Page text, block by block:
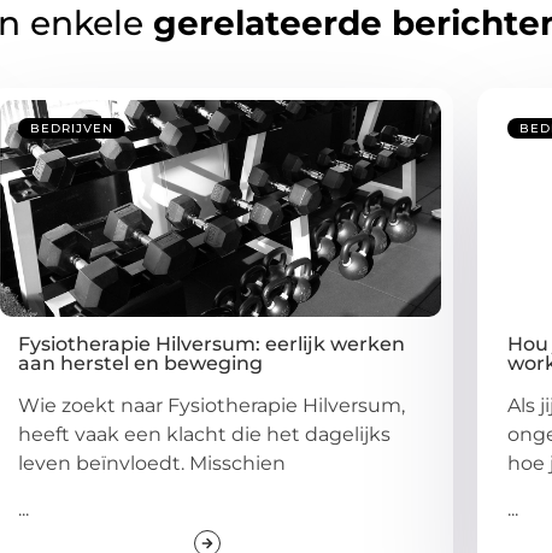
enkele gerelateerde
BEDRIJVEN
Fysiotherapie Hilversum: eerlijk werken
aan herstel en beweging
Wie zoekt naar Fysiotherapie Hilversum,
heeft vaak een klacht die het dagelijks
leven beïnvloedt. Misschien
...
Als
hoe
...